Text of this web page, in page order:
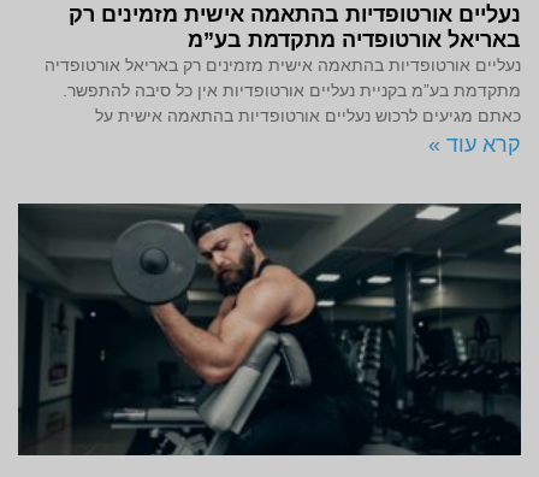
נעליים אורטופדיות בהתאמה אישית מזמינים רק
באריאל אורטופדיה מתקדמת בע”מ
נעליים אורטופדיות בהתאמה אישית מזמינים רק באריאל אורטופדיה
מתקדמת בע”מ בקניית נעליים אורטופדיות אין כל סיבה להתפשר.
כאתם מגיעים לרכוש נעליים אורטופדיות בהתאמה אישית על
קרא עוד »